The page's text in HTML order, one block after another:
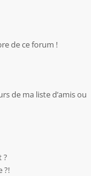
de ce forum !
de ma liste d’amis ou
?
?!